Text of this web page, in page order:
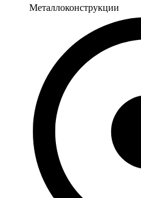
Металлоконструкции